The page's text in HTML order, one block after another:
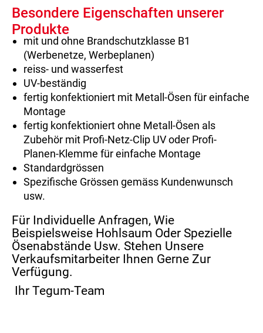
Besondere Eigenschaften unserer
Produkte
mit und ohne Brandschutzklasse B1
(Werbenetze, Werbeplanen)
reiss- und wasserfest
UV-beständig
fertig konfektioniert mit Metall-Ösen für einfache
Montage
fertig konfektioniert ohne Metall-Ösen als
Zubehör mit Profi-Netz-Clip UV oder Profi-
Planen-Klemme für einfache Montage
Standardgrössen
Spezifische Grössen gemäss Kundenwunsch
usw.
Für Individuelle Anfragen, Wie
Beispielsweise Hohlsaum Oder Spezielle
Ösenabstände Usw. Stehen Unsere
Verkaufsmitarbeiter Ihnen Gerne Zur
Verfügung.
Ihr Tegum-Team